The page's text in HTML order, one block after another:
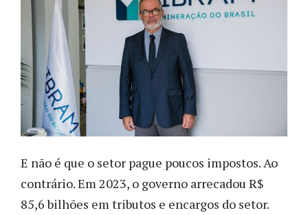
E não é que o setor pague poucos impostos. Ao
contrário. Em 2023, o governo arrecadou R$
85,6 bilhões em tributos e encargos do setor.